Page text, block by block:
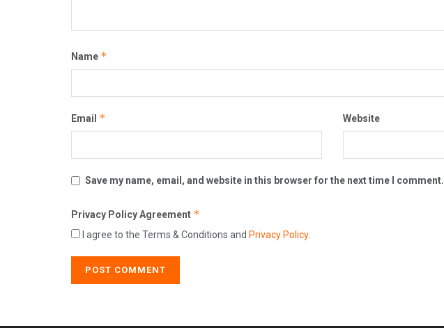
Name *
Email * Website
Save my name, email, and website in this browser for the next time I comment.
Privacy Policy Agreement *
I agree to the Terms & Conditions and Privacy Policy.